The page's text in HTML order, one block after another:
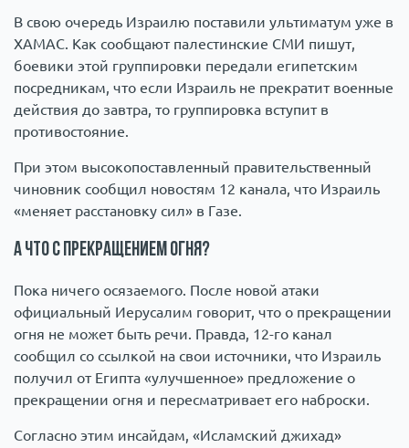
В свою очередь Израилю поставили ультиматум уже в
ХАМАС. Как сообщают палестинские СМИ пишут,
боевики этой группировки передали египетским
посредникам, что если Израиль не прекратит военные
действия до завтра, то группировка вступит в
противостояние.
При этом высокопоставленный правительственный
чиновник сообщил новостям 12 канала, что Израиль
«меняет расстановку сил» в Газе.
А что с прекращением огня?
Пока ничего осязаемого. После новой атаки
официальный Иерусалим говорит, что о прекращении
огня не может быть речи. Правда, 12-го канал
сообщил со ссылкой на свои источники, что Израиль
получил от Египта «улучшенное» предложение о
прекращении огня и пересматривает его наброски.
Согласно этим инсайдам, «Исламский джихад»